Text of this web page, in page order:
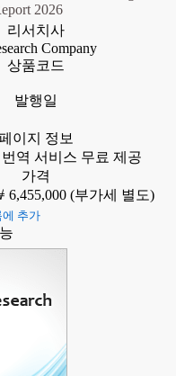
2026
리서치사
Company
상품코드
발행일
이지 정보
역 서비스 무료 제공
가격
6,455,000 (부가세 별도)
추가